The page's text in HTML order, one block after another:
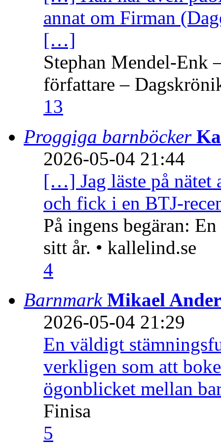
annat om Firman
[…]
Stephan Mendel-Enk
författare –
13
Proggiga barnböcker
2026-05-04 21:44
[…] Jag läste på nätet
och fick i en BTJ-
På ingens begäran:
sitt år. • kallelind.se
4
Barnmark Mikael
2026-05-04 21:29
En väldigt
verkligen som att
ögonblicket mellan
Finisa
5